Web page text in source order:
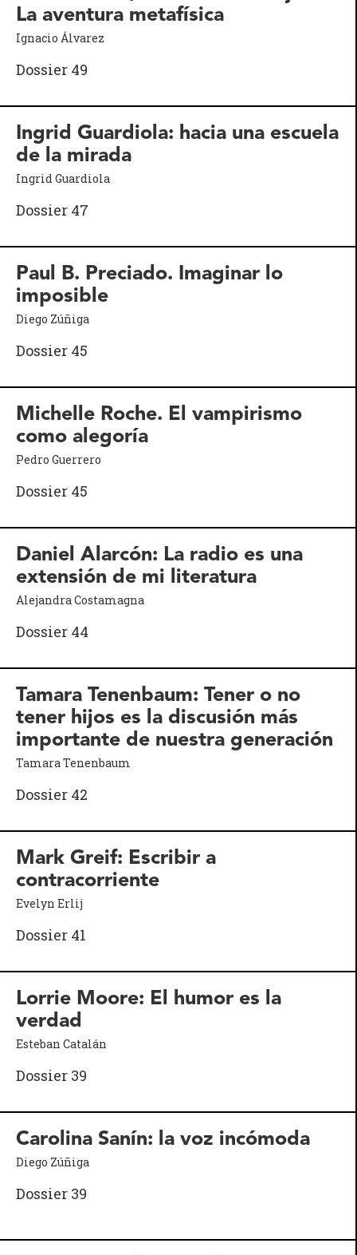
La aventura metafísica
Ignacio Álvarez
Dossier 49
Ingrid Guardiola: hacia una escuela
de la mirada
Ingrid Guardiola
Dossier 47
Paul B. Preciado. Imaginar lo
imposible
Diego Zúñiga
Dossier 45
Michelle Roche. El vampirismo
como alegoría
Pedro Guerrero
Dossier 45
Daniel Alarcón: La radio es una
extensión de mi literatura
Alejandra Costamagna
Dossier 44
Tamara Tenenbaum: Tener o no
tener hijos es la discusión más
importante de nuestra generación
Tamara Tenenbaum
Dossier 42
Mark Greif: Escribir a
contracorriente
Evelyn Erlij
Dossier 41
Lorrie Moore: El humor es la
verdad
Esteban Catalán
Dossier 39
Carolina Sanín: la voz incómoda
Diego Zúñiga
Dossier 39